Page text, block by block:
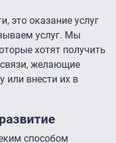
это оказание услуг
услуг. Мы
хотят получить
связи, желающие
или внести их в
способом